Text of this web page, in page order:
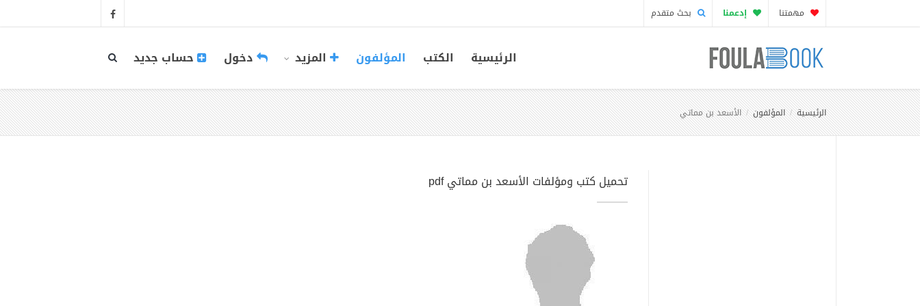
مهمتنا إدعمنا بحث متقدم
الرئيسية الكتب المؤلفون المزيد دخول حساب جديد
الرئيسية المؤلفون الأسعد بن مماتي
تحميل كتب ومؤلفات الأسعد بن مماتي pdf